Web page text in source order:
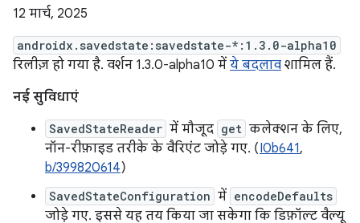
12 मार्च, 2025
androidx.savedstate:savedstate-*:1.3.0-alpha10
रिलीज़ हो गया है. वर्शन 1.3.0-alpha10 में ये बदलाव शामिल हैं.
नई सुविधाएं
SavedStateReader में मौजूद get कलेक्शन के लिए,
नॉन-रीफ़ाइड तरीके के वैरिएंट जोड़े गए. (I0b641,
b/399820614)
SavedStateConfiguration में encodeDefaults
जोड़े गए. इससे यह तय किया जा सकेगा कि डिफ़ॉल्ट वैल्यू